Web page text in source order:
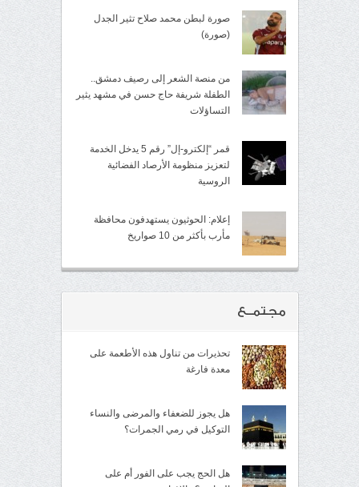
صورة لبطن محمد صلاح تثير الجدل
(صورة)
من منصة الشعر إلى رصيف دمشق..
الطفلة شريفة حاج حسن في مشهد يثير
التساؤلات
قمر “إلكترو-إل” رقم 5 يدخل الخدمة
لتعزيز منظومة الأرصاد الفضائية
الروسية
إعلام: الحوثيون يستهدفون محافظة
مأرب بأكثر من 10 صواريخ
مجتمــع
تحذيرات من تناول هذه الأطعمة على
معدة فارغة
هل يجوز للضعفاء والمرضى والنساء
التوكيل في رمي الجمرات؟
هل الحج يجب على الفور أم على